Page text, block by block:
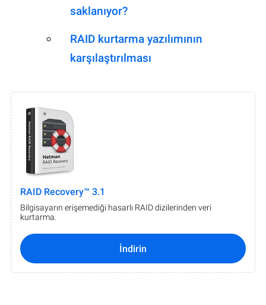
saklanıyor?
RAID kurtarma yazılımının
karşılaştırılması
RAID Recovery™ 3.1
Bilgisayarın erişemediği hasarlı RAID dizilerinden veri
kurtarma.
İndirin